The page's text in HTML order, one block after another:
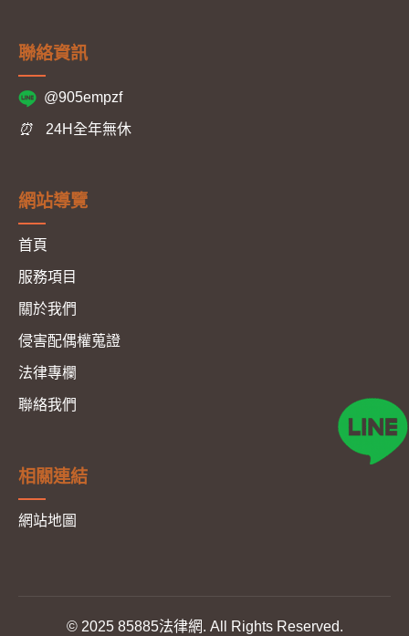
聯絡資訊
@905empzf
⏰ 24H全年無休
網站導覽
首頁
服務項目
關於我們
侵害配偶權蒐證
法律專欄
聯絡我們
相關連結
網站地圖
© 2025 85885法律網. All Rights Reserved.